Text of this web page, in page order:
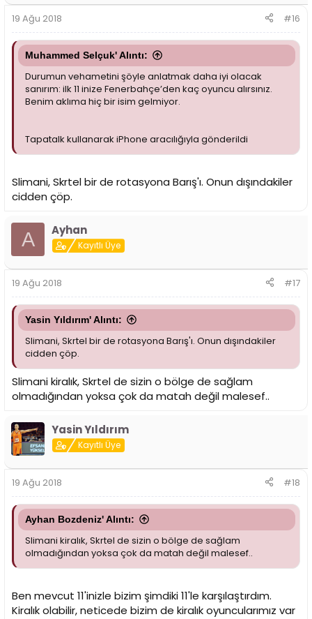
19 Ağu 2018 #16
Muhammed Selçuk' Alıntı:
Durumun vehametini şöyle anlatmak daha iyi olacak
sanırım: ilk 11 inize Fenerbahçe’den kaç oyuncu alırsınız.
Benim aklıma hiç bir isim gelmiyor.
Tapatalk kullanarak iPhone aracılığıyla gönderildi
Slimani, Skrtel bir de rotasyona Barış'ı. Onun dışındakiler
cidden çöp.
A Ayhan
Kayıtlı Üye
19 Ağu 2018 #17
Yasin Yıldırım' Alıntı:
Slimani, Skrtel bir de rotasyona Barış'ı. Onun dışındakiler
cidden çöp.
Slimani kiralık, Skrtel de sizin o bölge de sağlam
olmadığından yoksa çok da matah değil malesef..
Yasin Yıldırım
Kayıtlı Üye
19 Ağu 2018 #18
Ayhan Bozdeniz' Alıntı:
Slimani kiralık, Skrtel de sizin o bölge de sağlam
olmadığından yoksa çok da matah değil malesef..
Ben mevcut 11'inizle bizim şimdiki 11'le karşılaştırdım.
Kiralık olabilir, neticede bizim de kiralık oyuncularımız var